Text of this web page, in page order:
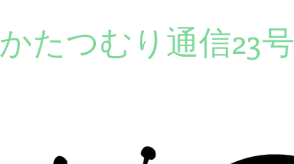
かたつむり通信23号